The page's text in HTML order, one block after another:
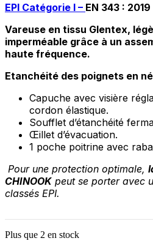
EPI Catégorie I – EN 343 : 2019
Vareuse en tissu Glentex,
imperméable grâce à un
haute fréquence.
Etanchéité des poignets en
Capuche avec visière
cordon élastique.
Soufflet d’étanchéité
Œillet d’évacuation.
1 poche poitrine avec
Pour une protection optimale,
CHINOOK peut se porter avec
classés EPI.
Plus que 2 en stock